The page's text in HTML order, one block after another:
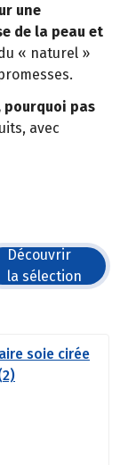
une
de la peau et
« naturel »
pourquoi pas
avec
Découvrir
la sélection